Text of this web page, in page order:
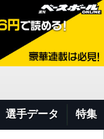
選手データ 特集